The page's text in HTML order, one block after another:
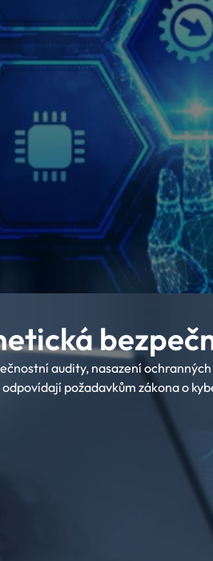
audity, nasazení
požadavkům zákona o